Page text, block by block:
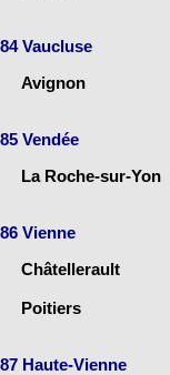
84 Vaucluse
Avignon
85 Vendée
La Roche-sur-Yon
86 Vienne
Châtellerault
Poitiers
87 Haute-Vienne